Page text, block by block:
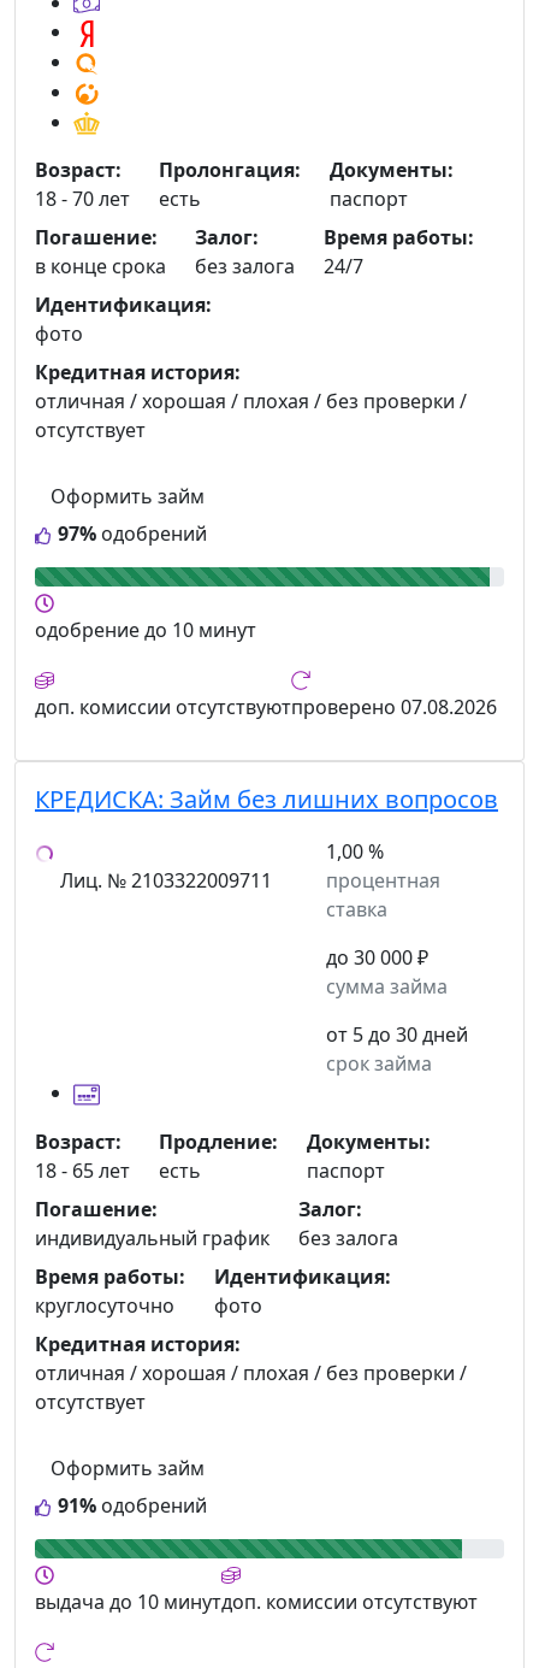
97% одобрений
Оформить займ
Возраст:
18 - 70 лет
Пролонгация:
есть
Документы:
паспорт
Погашение:
в конце срока
Залог:
без залога
Время работы:
24/7
Идентификация:
фото
Кредитная история:
отличная / хорошая / плохая / без проверки /
отсутствует
одобрениедо 10 минут
доп. комиссии отсутствуютпроверено 07.08.2026
КРЕДИСКА: Займ без лишних вопросов
Лиц. № 2103322009711
1,00 %
процентная
ставка
до 30 000 ₽
сумма займа
от 5 до 30 дней
срок займа
91% одобрений
Оформить займ
Возраст:
18 - 65 лет
Продление:
есть
Документы:
паспорт
Погашение:
индивидуальный график
Залог:
без залога
Время работы:
круглосуточно
Идентификация:
фото
Кредитная история:
отличная / хорошая / плохая / без проверки /
отсутствует
выдача до 10 минутдоп. комиссии отсутствуют